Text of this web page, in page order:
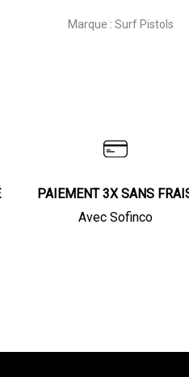
Marque : Surf Pistols
PAIEMENT 3X SANS
Avec Sofinco